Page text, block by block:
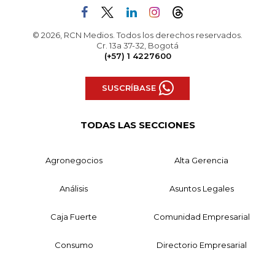
© 2026, RCN Medios. Todos los derechos reservados.
Cr. 13a 37-32, Bogotá
(+57) 1 4227600
SUSCRÍBASE
TODAS LAS SECCIONES
Agronegocios Alta Gerencia
Análisis Asuntos Legales
Caja Fuerte Comunidad Empresarial
Consumo Directorio Empresarial